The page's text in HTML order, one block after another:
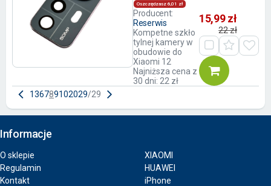
Oszczędzasz 6,01 zł
Producent:
Reserwis
Kompetne szkło
tylnej kamery w
obudowie do
Xiaomi 12
Najniższa cena z
30 dni: 22 zł
15,99 zł
22 zł
136789102029/29
Informacje
O sklepie
Regulamin
Kontakt
XIAOMI
HUAWEI
iPhone